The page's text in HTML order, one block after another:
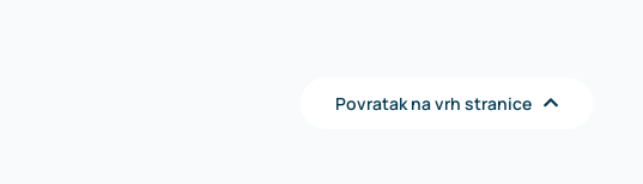
Povratak na vrh stranice